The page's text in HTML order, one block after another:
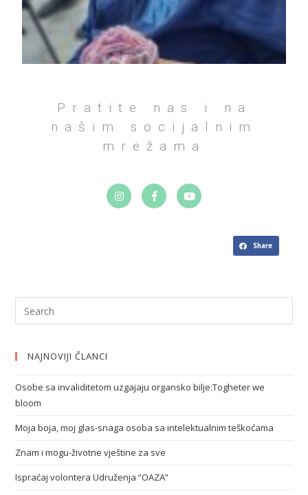
Pratite nas i na
našim socijalnim
mrežama
Share
NAJNOVIJI ČLANCI
Osobe sa invaliditetom uzgajaju organsko bilje:Togheter we
bloom
Moja boja, moj glas-snaga osoba sa intelektualnim teškoćama
Znam i mogu-životne vještine za sve
Ispraćaj volontera Udruženja “OAZA”